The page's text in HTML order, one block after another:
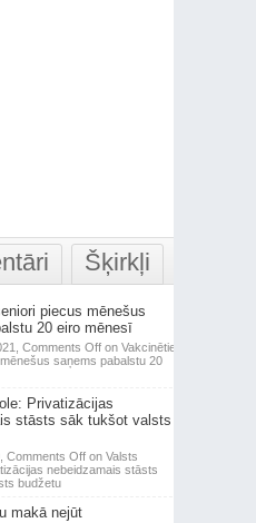
Šķirkļi
piecus mēnešus
20 eiro mēnesī
Comments Offon Vakcinētie
saņems pabalstu 20
Privatizācijas
stāsts sāk tukšot valsts
Comments Offon Valsts
nebeidzamais stāsts
budžetu
makā nejūt